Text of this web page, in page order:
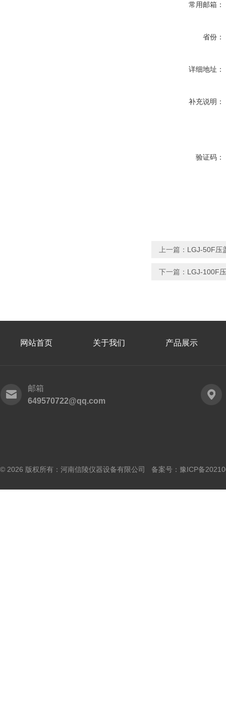
常用邮箱：
省份：
详细地址：
补充说明：
验证码：
上一篇： LGJ-50F压
下一篇： LGJ-100F
网站首页 关于我们 产品展示
邮箱
649570722@qq.com
© 2026 版权所有：河南信陵仪器设备有限公司 备案号： 豫ICP备